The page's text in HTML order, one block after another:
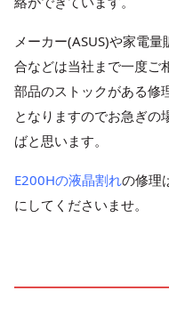
メーカー(ASUS)や家電
合などは当社まで一度ご
部品のストックがある修
となりますのでお急ぎの
ばと思います。
E200Hの液晶割れの修理
にしてくださいませ。